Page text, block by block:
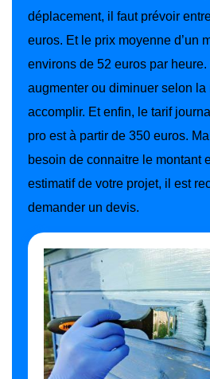
déplacement, il faut prévoir
euros. Et le prix moyenne d’un
environs de 52 euros par
augmenter ou diminuer selon la
accomplir. Et enfin, le tarif
pro est à partir de 350 euros.
besoin de connaitre le montant
estimatif de votre projet, il est
demander un devis.